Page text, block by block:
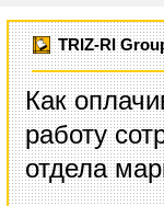
TRIZ-RI
Как
работу
отдела